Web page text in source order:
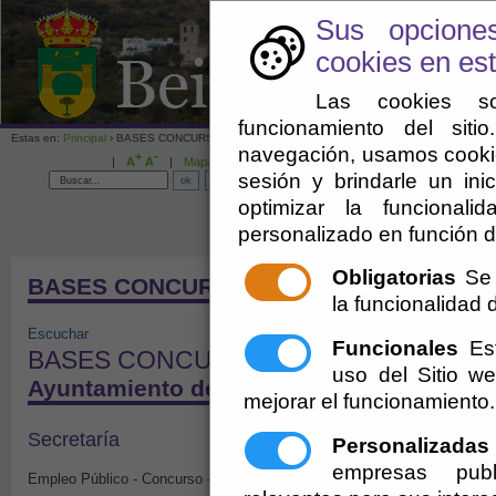
Sus
cookies en
Las cookies
funcionamiento del
navegación, usamos
sesión y brindarle un
optimizar la
personalizado en función
Obligatorias
la funcionalidad
Funcionales
uso del Sitio
mejorar el funcionamiento.
Personalizadas
empresas
Enlaces de interés
Estas en: Principal › BASES CONCURSO
| A+ A- | Mapa web
BASES CONCURSO
Escuchar
BASES CONCURSO
Ayuntamiento de Beires
Secretaría
Empleo Público - Concurso - Bases Concurso